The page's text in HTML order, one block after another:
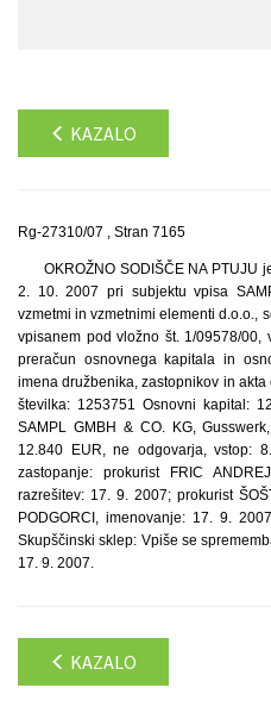
KAZALO
Rg-27310/07 , Stran 7165
OKROŽNO SODIŠČE NA PTUJU
2. 10. 2007 pri subjektu vpisa
vzmetmi in vzmetnimi elementi d.o.o.,
vpisanem pod vložno št. 1/09578/
preračun osnovnega kapitala in
imena družbenika, zastopnikov in
številka: 1253751 Osnovni kapital:
SAMPL GMBH & CO. KG,
12.840 EUR, ne odgovarja, vstop:
zastopanje: prokurist FRIC
razrešitev: 17. 9. 2007; prokurist
PODGORCI, imenovanje: 17. 9.
Skupščinski sklep: Vpiše se
17. 9. 2007.
KAZALO